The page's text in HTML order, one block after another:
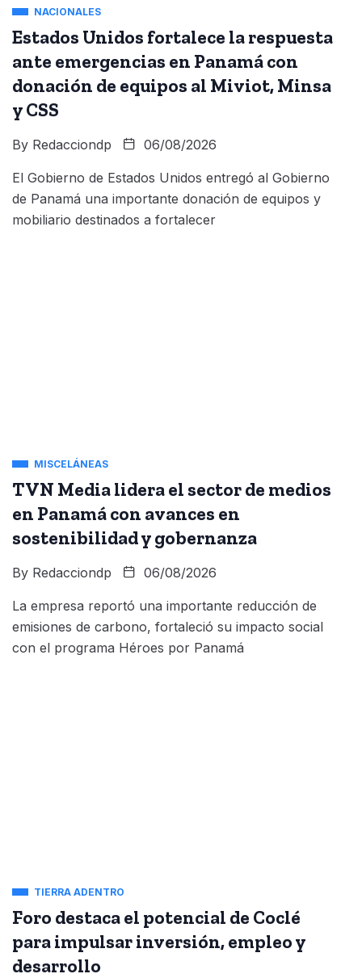
NACIONALES
Estados Unidos fortalece la respuesta
ante emergencias en Panamá con
donación de equipos al Miviot, Minsa
y CSS
By Redacciondp 06/08/2026
El Gobierno de Estados Unidos entregó al Gobierno
de Panamá una importante donación de equipos y
mobiliario destinados a fortalecer
MISCELÁNEAS
TVN Media lidera el sector de medios
en Panamá con avances en
sostenibilidad y gobernanza
By Redacciondp 06/08/2026
La empresa reportó una importante reducción de
emisiones de carbono, fortaleció su impacto social
con el programa Héroes por Panamá
TIERRA ADENTRO
Foro destaca el potencial de Coclé
para impulsar inversión, empleo y
desarrollo